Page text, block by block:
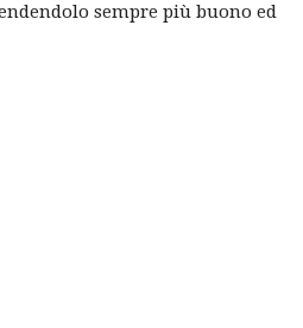
sempre più buono ed